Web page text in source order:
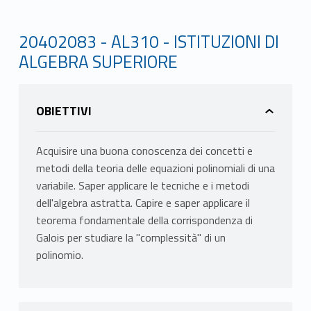
20402083 - AL310 - ISTITUZIONI DI
ALGEBRA SUPERIORE
OBIETTIVI
Acquisire una buona conoscenza dei concetti e
metodi della teoria delle equazioni polinomiali di una
variabile. Saper applicare le tecniche e i metodi
dell'algebra astratta. Capire e saper applicare il
teorema fondamentale della corrispondenza di
Galois per studiare la "complessità" di un
polinomio.